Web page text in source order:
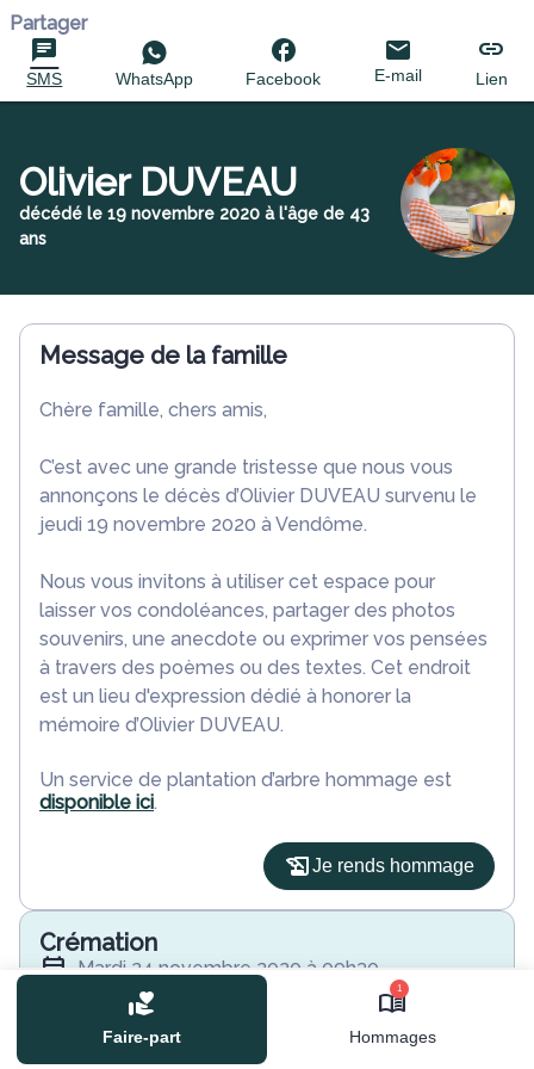
Faire-part
1
Hommages
Partager
SMS WhatsApp Facebook E-mail Lien
Olivier DUVEAU
décédé le 19 novembre 2020 à l'âge de 43
ans
Message de la famille
Chère famille, chers amis,
C’est avec une grande tristesse que nous vous
annonçons le décès d’Olivier DUVEAU survenu le
jeudi 19 novembre 2020 à Vendôme.
Nous vous invitons à utiliser cet espace pour
laisser vos condoléances, partager des photos
souvenirs, une anecdote ou exprimer vos pensées
à travers des poèmes ou des textes. Cet endroit
est un lieu d'expression dédié à honorer la
mémoire d’Olivier DUVEAU.
Un service de plantation d’arbre hommage est
disponible ici.
Je rends hommage
Crémation
mardi 24 novembre 2020 à 09h30
Crematorium du Val de Loire de Blois
85 Rue de la Picardière